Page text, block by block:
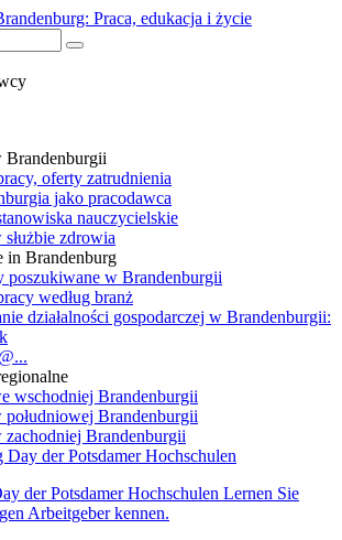
Brandenburgii
oferty zatrudnienia
jako pracodawca
nauczycielskie
służbie zdrowia
in Brandenburg
poszukiwane w Brandenburgii
według branż
działalności gospodarczej w Brandenburgii:
wschodniej Brandenburgii
południowej Brandenburgii
zachodniej Brandenburgii
der Potsdamer Hochschulen Lernen Sie
Arbeitgeber kennen.